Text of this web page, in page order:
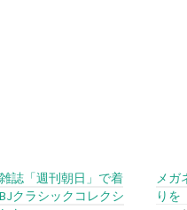
誌「週刊朝日」で着
クラシックコレクシ
メガ
り